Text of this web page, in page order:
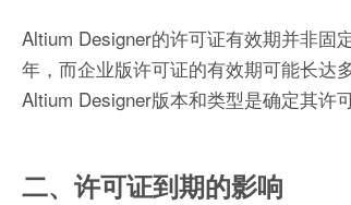
Altium Designer的许可证有效期并非固
年，而企业版许可证的有效期可能长达
Altium Designer版本和类型是确定其许
二、许可证到期的影响